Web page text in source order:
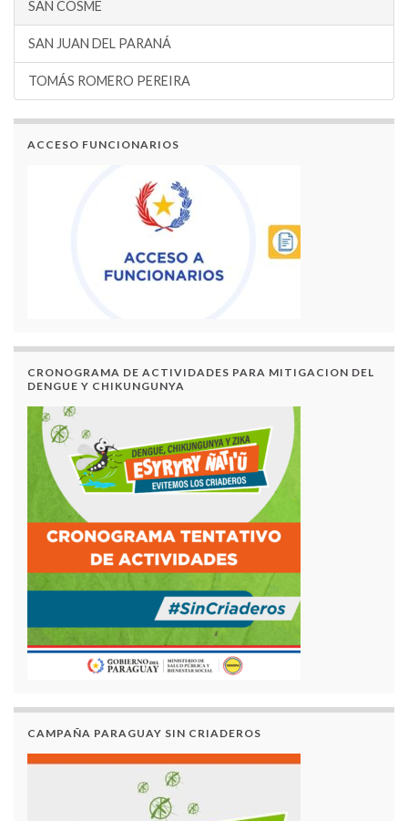
SAN COSME
SAN JUAN DEL PARANÁ
TOMÁS ROMERO PEREIRA
ACCESO FUNCIONARIOS
CRONOGRAMA DE ACTIVIDADES PARA MITIGACION DEL
DENGUE Y CHIKUNGUNYA
CAMPAÑA PARAGUAY SIN CRIADEROS